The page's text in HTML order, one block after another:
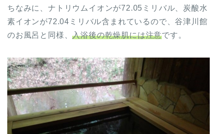
ちなみに、ナトリウムイオンが72.05ミリバル、炭酸水
素イオンが72.04ミリバル含まれているので、谷津川館
のお風呂と同様、入浴後の乾燥肌には注意です。